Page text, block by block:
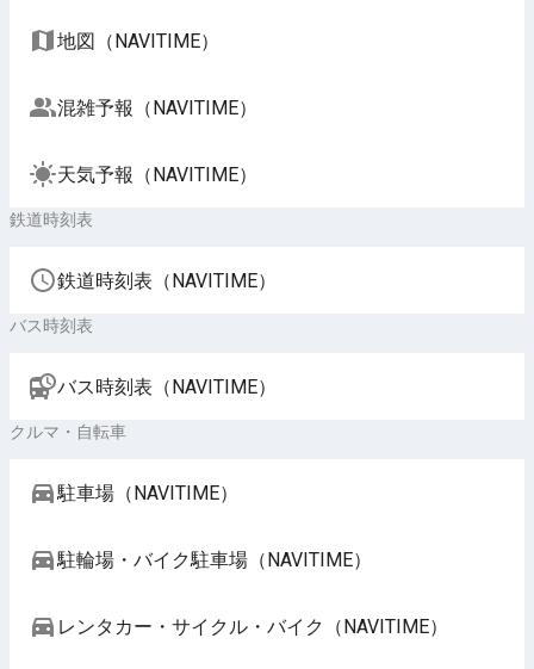
地図（NAVITIME）
混雑予報（NAVITIME）
天気予報（NAVITIME）
鉄道時刻表
鉄道時刻表（NAVITIME）
バス時刻表
バス時刻表（NAVITIME）
クルマ・自転車
駐車場（NAVITIME）
駐輪場・バイク駐車場（NAVITIME）
レンタカー・サイクル・バイク（NAVITIME）